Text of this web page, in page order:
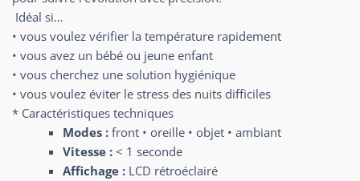
Idéal si…
• vous voulez vérifier la température rapidement
• vous avez un bébé ou jeune enfant
• vous cherchez une solution hygiénique
• vous voulez éviter le stress des nuits difficiles
* Caractéristiques techniques
Modes :front • oreille • objet • ambiant
Vitesse :< 1 seconde
Affichage :LCD rétroéclairé